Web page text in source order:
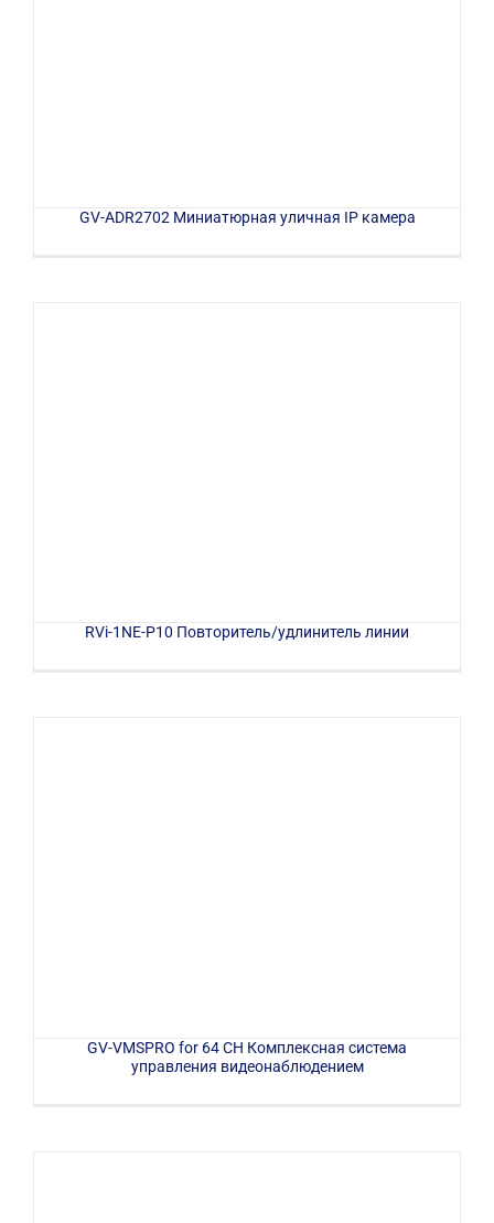
GV-ADR2702 Миниатюрная уличная IP камера
RVi-1NE-P10 Повторитель/удлинитель линии
GV-VMSPRO for 64 CH Комплексная система
управления видеонаблюдением